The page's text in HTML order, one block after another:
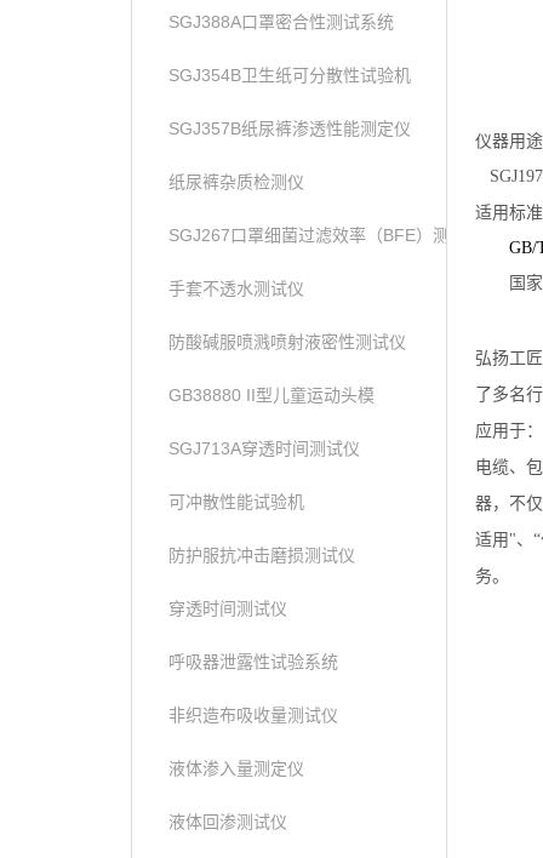
SGJ388A口罩密合性测试系统
SGJ354B卫生纸可分散性试验机
SGJ357B纸尿裤渗透性能测定仪
纸尿裤杂质检测仪
SGJ267口罩细菌过滤效率（BFE）测试仪
手套不透水测试仪
防酸碱服喷溅喷射液密性测试仪
GB38880 II型儿童运动头模
SGJ713A穿透时间测试仪
可冲散性能试验机
防护服抗冲击磨损测试仪
穿透时间测试仪
呼吸器泄露性试验系统
非织造布吸收量测试仪
液体渗入量测定仪
液体回渗测试仪
仪器用途
SGJ197
适用标
GB/
国
弘扬工
了多名
应用于
电缆、
器，不
适用"、
务。